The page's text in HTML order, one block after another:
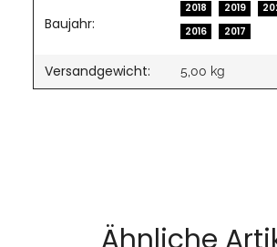
Baujahr:
2018 2019
2016
2017
Versandgewicht: 5,00 kg